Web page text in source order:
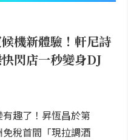
機新體驗！軒尼詩
閃店一秒變身DJ
趣了！昇恆昌於第
稅首間「現拉調酒